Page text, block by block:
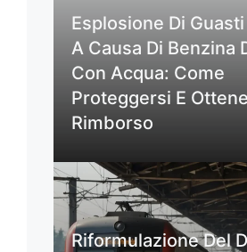
Esplosione Di
A Causa Di Benzina
Con Acqua: Come
Proteggersi E
Rimborso
Riformulazione Del